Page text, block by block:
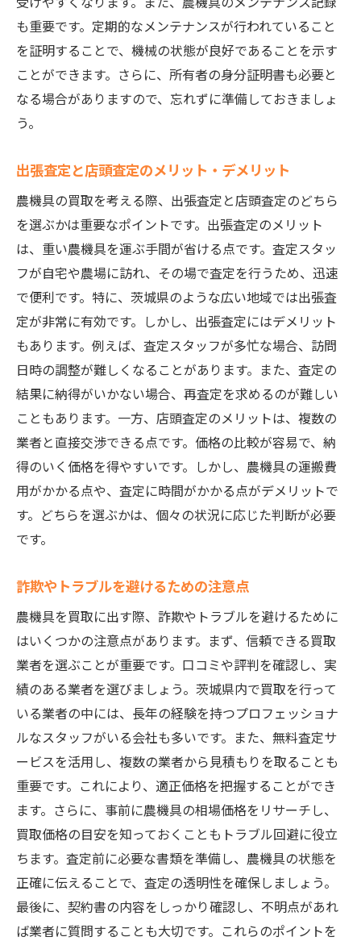
も重要です。定期的なメンテナンスが行われていること
を証明することで、機械の状態が良好であることを示す
ことができます。さらに、所有者の身分証明書も必要と
なる場合がありますので、忘れずに準備しておきましょ
う。
出張査定と店頭査定のメリット・デメリット
農機具の買取を考える際、出張査定と店頭査定のどちら
を選ぶかは重要なポイントです。出張査定のメリット
は、重い農機具を運ぶ手間が省ける点です。査定スタッ
フが自宅や農場に訪れ、その場で査定を行うため、迅速
で便利です。特に、茨城県のような広い地域では出張査
定が非常に有効です。しかし、出張査定にはデメリット
もあります。例えば、査定スタッフが多忙な場合、訪問
日時の調整が難しくなることがあります。また、査定の
結果に納得がいかない場合、再査定を求めるのが難しい
こともあります。一方、店頭査定のメリットは、複数の
業者と直接交渉できる点です。価格の比較が容易で、納
得のいく価格を得やすいです。しかし、農機具の運搬費
用がかかる点や、査定に時間がかかる点がデメリットで
す。どちらを選ぶかは、個々の状況に応じた判断が必要
です。
詐欺やトラブルを避けるための注意点
農機具を買取に出す際、詐欺やトラブルを避けるために
はいくつかの注意点があります。まず、信頼できる買取
業者を選ぶことが重要です。口コミや評判を確認し、実
績のある業者を選びましょう。茨城県内で買取を行って
いる業者の中には、長年の経験を持つプロフェッショナ
ルなスタッフがいる会社も多いです。また、無料査定サ
ービスを活用し、複数の業者から見積もりを取ることも
重要です。これにより、適正価格を把握することができ
ます。さらに、事前に農機具の相場価格をリサーチし、
買取価格の目安を知っておくこともトラブル回避に役立
ちます。査定前に必要な書類を準備し、農機具の状態を
正確に伝えることで、査定の透明性を確保しましょう。
最後に、契約書の内容をしっかり確認し、不明点があれ
ば業者に質問することも大切です。これらのポイントを